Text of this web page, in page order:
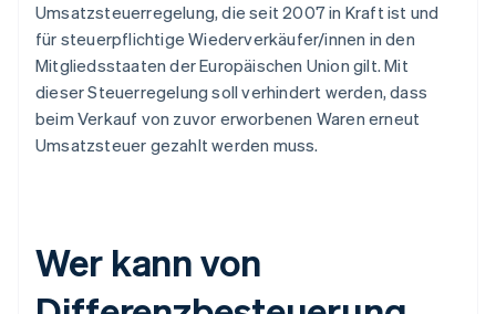
Umsatzsteuerregelung, die seit 2007 in Kraft ist und
für steuerpflichtige Wiederverkäufer/innen in den
Mitgliedsstaaten der Europäischen Union gilt. Mit
dieser Steuerregelung soll verhindert werden, dass
beim Verkauf von zuvor erworbenen Waren erneut
Umsatzsteuer gezahlt werden muss.
Wer kann von